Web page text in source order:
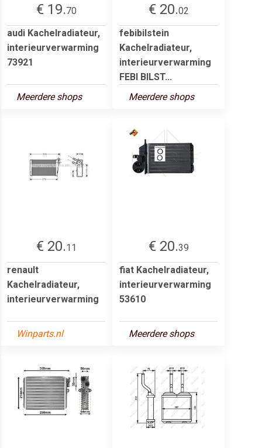
€ 19.70
audi Kachelradiateur,
interieurverwarming
73921
Meerdere shops
€ 20.02
febibilstein
Kachelradiateur,
interieurverwarming
FEBI BILST...
Meerdere shops
€ 20.11
renault
Kachelradiateur,
interieurverwarming
Winparts.nl
€ 20.39
fiat Kachelradiateur,
interieurverwarming
53610
Meerdere shops